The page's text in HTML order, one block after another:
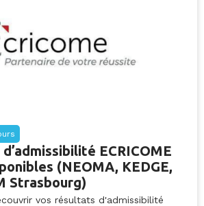
ECRICOME
(NEOMA, KEDGE,
Strasbourg)
vos résultats d'admissibilité